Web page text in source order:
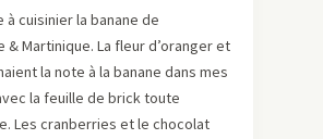
à cuisinier la banane de
& Martinique. La fleur d’oranger et
la note à la banane dans mes
la feuille de brick toute
Les cranberries et le chocolat